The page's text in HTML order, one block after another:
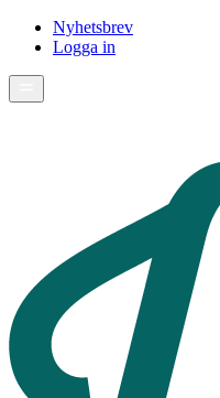
Nyhetsbrev
Logga in